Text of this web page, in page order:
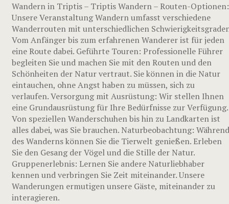
Wandern in Triptis – Triptis Wandern – Routen-Optionen:
Unsere Veranstaltung Wandern umfasst verschiedene
Wanderrouten mit unterschiedlichen
Vom Anfänger bis zum erfahrenen Wanderer ist für jeden
eine Route dabei. Geführte Touren: Professionelle Führer
begleiten Sie und machen Sie mit den Routen und den
Schönheiten der Natur vertraut. Sie können in die Natur
eintauchen, ohne Angst haben zu müssen, sich zu
verlaufen. Versorgung mit Ausrüstung: Wir stellen Ihnen
eine Grundausrüstung für Ihre Bedürfnisse zur Verfügung.
Von speziellen Wanderschuhen bis hin zu Landkarten ist
alles dabei, was Sie brauchen. Naturbeobachtung: Während
des Wanderns können Sie die Tierwelt genießen. Erleben
Sie den Gesang der Vögel und die Stille der Natur.
Gruppenerlebnis: Lernen Sie andere Naturliebhaber
kennen und verbringen Sie Zeit miteinander. Unsere
Wanderungen ermutigen unsere Gäste, miteinander zu
interagieren.